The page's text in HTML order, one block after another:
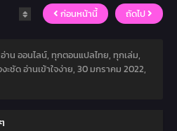
ก่อนหน้านี้ ถัดไป
าน ออนไลน์, ทุกตอนแปลไทย, ทุกเล่ม,
ชัด อ่านเข้าใจง่าย, 30 มกราคม 2022,